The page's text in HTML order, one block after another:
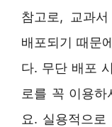
참고로, 교과
배포되기 때문
다. 무단 배포
로를 꼭 이용
요. 실용적으